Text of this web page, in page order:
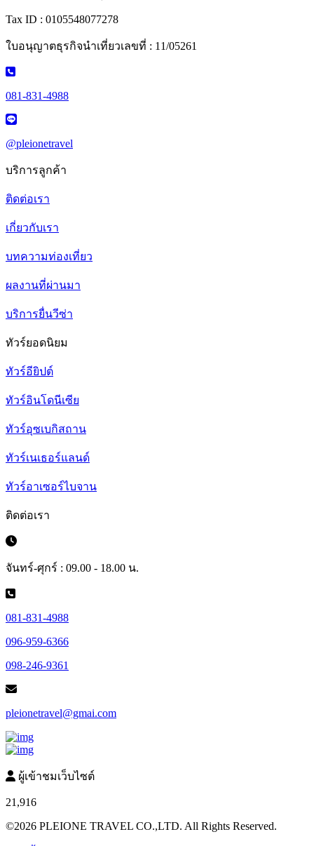
Tax ID : 0105548077278
ใบอนุญาตธุรกิจนำเที่ยวเลขที่ : 11/05261
081-831-4988
@pleionetravel
บริการลูกค้า
ติดต่อเรา
เกี่ยวกับเรา
บทความท่องเที่ยว
ผลงานที่ผ่านมา
บริการยื่นวีซ่า
ทัวร์ยอดนิยม
ทัวร์อียิปต์
ทัวร์อินโดนีเซีย
ทัวร์อุซเบกิสถาน
ทัวร์เนเธอร์แลนด์
ทัวร์อาเซอร์ไบจาน
ติดต่อเรา
จันทร์-ศุกร์ : 09.00 - 18.00 น.
081-831-4988
096-959-6366
098-246-9361
pleionetravel@gmai.com
ผู้เข้าชมเว็บไซต์
21,916
©2026 PLEIONE TRAVEL CO.,LTD. All Rights Reserved.